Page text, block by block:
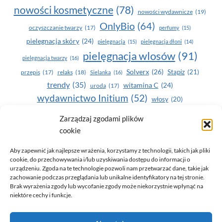
Zarządzaj zgodami plików
cookie
Aby zapewnić jak najlepsze wrażenia, korzystamy z technologii, takich jak pliki
cookie, do przechowywania i/lub uzyskiwania dostępu do informacji o
urządzeniu. Zgoda na te technologie pozwoli nam przetwarzać dane, takie jak
zachowanie podczas przeglądania lub unikalne identyfikatory na tej stronie.
Brak wyrażenia zgody lub wycofanie zgody może niekorzystnie wpłynąć na
niektóre cechy i funkcje.
nowości kosmetyczne (78) nowości wydawnicze (19)
oczyszczanie twarzy (17) OnlyBio (64) perfumy (15)
pielegnacja skóry (24) pielęgnacja (15) pielęgnacja dłoni (14)
pielęgnacja twarzy (16) pielęgnacja wlosów (91)
przepis (17) relaks (18) Sielanka (16) Solverx (26) Stapiz (21)
trendy (35) uroda (17) witamina C (24)
wydawnictwo Initium (52) włosy (20)
Yasumi(164) zdrowe zęby
zdrowie